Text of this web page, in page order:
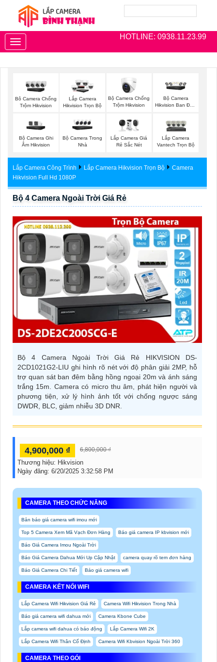
HOTLINE: 0938.11.23.99
Toggle
navigation
Bô Camera Chống
Trộm Hikvision
Lắp Camera
Hikvision Trọn Bộ
Bộ Camera Chống
Trộm Hikvision
Bộ Camera
Hikvision Ban Đêm
Bộ Camera Ghi
Âm Hikvision
Bộ Camera Trong
Nhà
Lắp Camera Giá
Rẻ Sắc Nét
Lắp Camera
Vantech Trọn Bộ
Lắp Camera Công Trình Lắp Camera Hikvision Trọn Bộ
Camera
Hikvision Full Hd 1080P
Bộ 4 Camera Ngoài Trời Giá Rẻ
Bộ 4 Camera Ngoài Trời Giá Rẻ HIKVISION DS-
2CD1021G2-LIU ghi hình rõ nét với độ phân giải 2MP, hỗ
trợ quan sát ban đêm bằng hồng ngoại 20m và ánh sáng
trắng 15m. Camera có micro thu âm, phát hiện người và
phương tiện, xử lý hình ảnh tốt với chống ngược sáng
DWDR, BLC, giảm nhiễu 3D DNR.
4,900,000 ₫ 6,800,000 ₫
Thương hiệu: Hikvision
Ngày đăng: 6/20/2025 3:32:58 PM
CAMERA THEO CHỨC NĂNG
Bản báo giá camera wifi imou mới
Top 5 Camera Xem Mã Vạch Đơn Hàng Báo giá camera IP kbvision mới
Báo Giá Camera Imou Ngoài Trời
Báo Giá Camera Dahua Mới Up Cập Nhật camera quay rõ tem đơn hàng
Báo Giá Camera Chi Tiết Báo giá camera wifi
CAMERA KẾT NỐI WIFI
Lắp Camera Wifi Hikvision Giá Rẻ Camera Wifi Hikvision Trong Nhà
Báo giá camera wifi dahua mới Camera Kbone Cube
Lắp camera wifi dahua có báo động Lắp Camera Wifi 2K
Lắp Camera Wifi Thân Cố Định Camera Wifi Kbvision Ngoài Trời 360
CAMERA THEO GÓI